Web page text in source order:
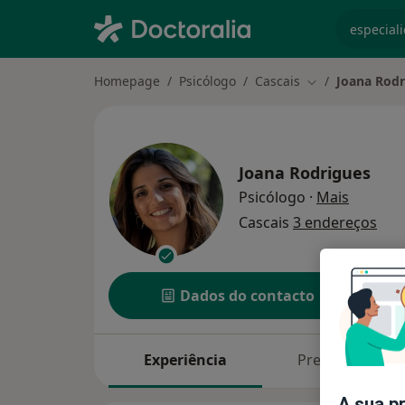
Homepage Psicólogo Cascais Mudar de
Joana
Joana Rodrigues
Psicólogo · Mais
Cascais 3 endereços
Dados do contacto
Experiência Preços